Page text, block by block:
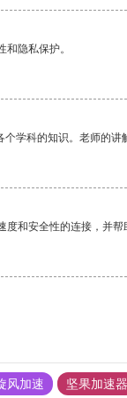
隐私保护。
学科的知识。老师的讲
和安全性的连接，并帮
风加速 坚果加速器